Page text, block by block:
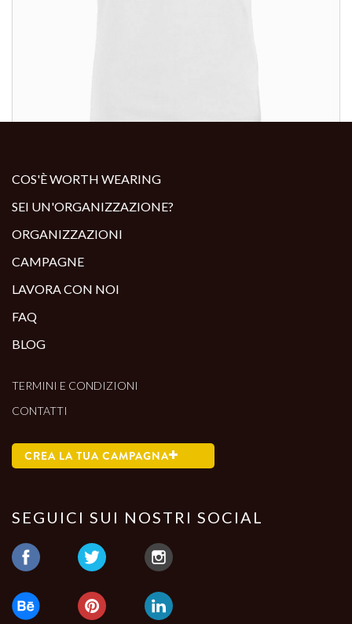
COS'È WORTH WEARING
SEI UN'ORGANIZZAZIONE?
ORGANIZZAZIONI
CAMPAGNE
LAVORA CON NOI
FAQ
BLOG
TERMINI E CONDIZIONI
CONTATTI
CREA LA TUA CAMPAGNA
SEGUICI SUI NOSTRI SOCIAL